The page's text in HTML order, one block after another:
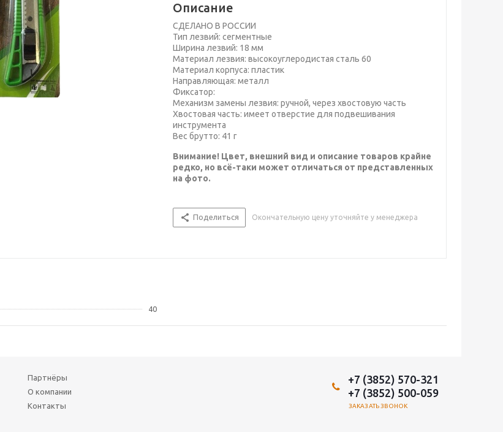
Описание
СДЕЛАНО В РОССИИ
Тип лезвий: сегментные
Ширина лезвий: 18 мм
Материал лезвия: высокоуглеродистая сталь 60
Материал корпуса: пластик
Направляющая: металл
Фиксатор:
Механизм замены лезвия: ручной, через хвостовую часть
Хвостовая часть: имеет отверстие для подвешивания
инструмента
Вес брутто: 41 г
Внимание! Цвет, внешний вид и описание товаров крайне
редко, но всё-таки может отличаться от представленных
на фото.
Поделиться Окончательную цену уточняйте у менеджера
40
Партнёры
О компании
Контакты
+7 (3852) 570-321
+7 (3852) 500-059
ЗАКАЗАТЬ ЗВОНОК